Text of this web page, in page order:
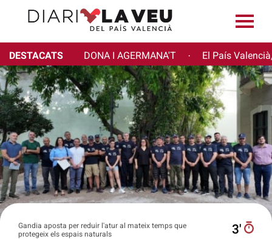
DESTACATS DONA I AGERMANA'T · El País
Gandia aposta per reduir l'atur al mateix temps que
protegeix els espais naturals
3′